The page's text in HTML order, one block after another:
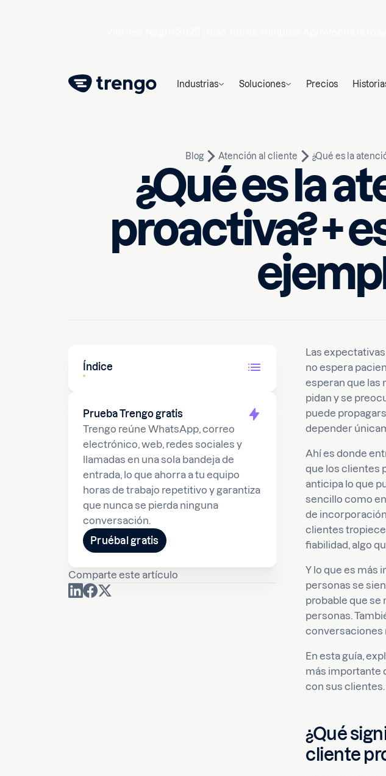
Industrias Soluciones Precios
Blog Atención al cliente ¿Qué es la
¿Qué es la
proactiva? +
12 de noviembre de 2025 10 min de lectura
Índice
Prueba Trengo gratis
Trengo reúne WhatsApp, correo
electrónico, web, redes sociales y
llamadas en una sola bandeja de
entrada, lo que ahorra a tu equipo
horas de trabajo repetitivo y garantiza
que nunca se pierda ninguna
conversación.
Pruébal gratis
Comparte este artículo
Las
no espera
esperan que las
pidan y se
puede
depender
Ahí es donde
que los clientes
anticipa lo que
sencillo como
de
clientes
fiabilidad, algo
Y lo que es más
personas se
probable que se
personas.
conversaciones
En esta guía,
más importante
con sus
¿Qué
cliente